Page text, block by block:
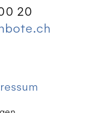
20